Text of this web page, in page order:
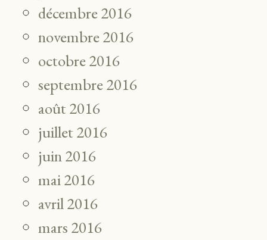
décembre 2016
novembre 2016
octobre 2016
septembre 2016
août 2016
juillet 2016
juin 2016
mai 2016
avril 2016
mars 2016